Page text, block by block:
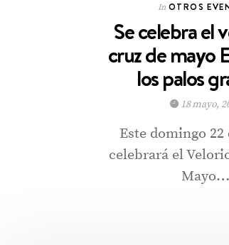
In OTROS
Se celebra el
cruz de mayo
los palos
18 mayo,
Este domingo 22
celebrará el
Mayo…